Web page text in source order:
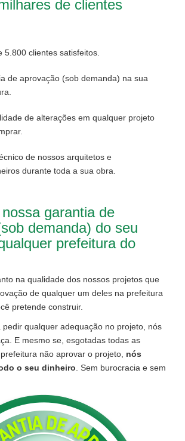
de clientes
5.800 clientes satisfeitos.
de aprovação (sob demanda) na sua
de alterações em qualquer projeto
de nossos arquitetos e
durante toda a sua obra.
garantia de
demanda) do seu
prefeitura do
na qualidade dos nossos projetos que
de qualquer um deles na prefeitura
pretende construir.
pedir qualquer adequação no projeto, nós
E mesmo se, esgotadas todas as
não aprovar o projeto, nós
o seu dinheiro . Sem burocracia e sem